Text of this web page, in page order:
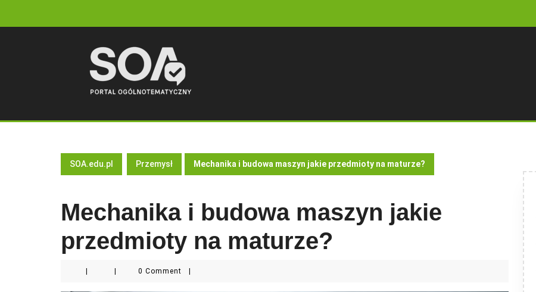
SOA.edu.pl Przemysł Mechanika i budowa maszyn jakie przedmioty na maturze?
Mechanika i budowa maszyn jakie
przedmioty na maturze?
0 Comment